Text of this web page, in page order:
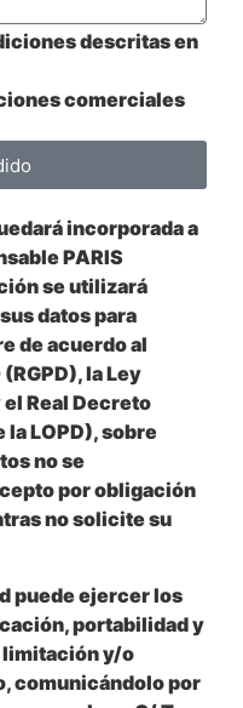
descritas en
comerciales
incorporada a
PARIS
se utilizará
datos para
de acuerdo al
la Ley
Real Decreto
LOPD), sobre
no se
por obligación
no solicite su
puede ejercer los
portabilidad y
limitación y/o
comunicándolo por